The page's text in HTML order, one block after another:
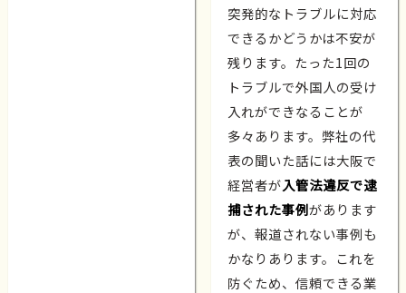
突発的なトラブルに対応
できるかどうかは不安が
残ります。たった1回の
トラブルで外国人の受け
入れができなることが
多々あります。弊社の代
表の聞いた話には大阪で
経営者が入管法違反で逮
捕された事例があります
が、報道されない事例も
かなりあります。これを
防ぐため、信頼できる業